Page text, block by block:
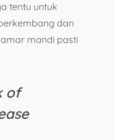
tentu untuk
dan
mandi pasti
of